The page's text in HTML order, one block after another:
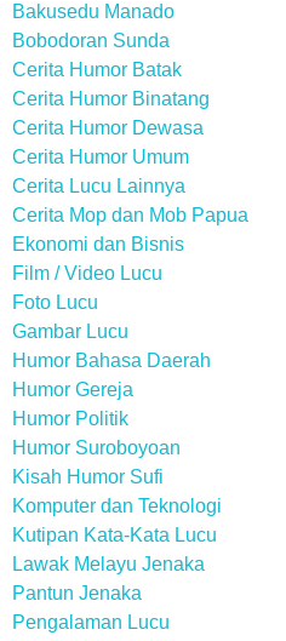
Bakusedu Manado
Bobodoran Sunda
Cerita Humor Batak
Cerita Humor Binatang
Cerita Humor Dewasa
Cerita Humor Umum
Cerita Lucu Lainnya
Cerita Mop dan Mob Papua
Ekonomi dan Bisnis
Film / Video Lucu
Foto Lucu
Gambar Lucu
Humor Bahasa Daerah
Humor Gereja
Humor Politik
Humor Suroboyoan
Kisah Humor Sufi
Komputer dan Teknologi
Kutipan Kata-Kata Lucu
Lawak Melayu Jenaka
Pantun Jenaka
Pengalaman Lucu